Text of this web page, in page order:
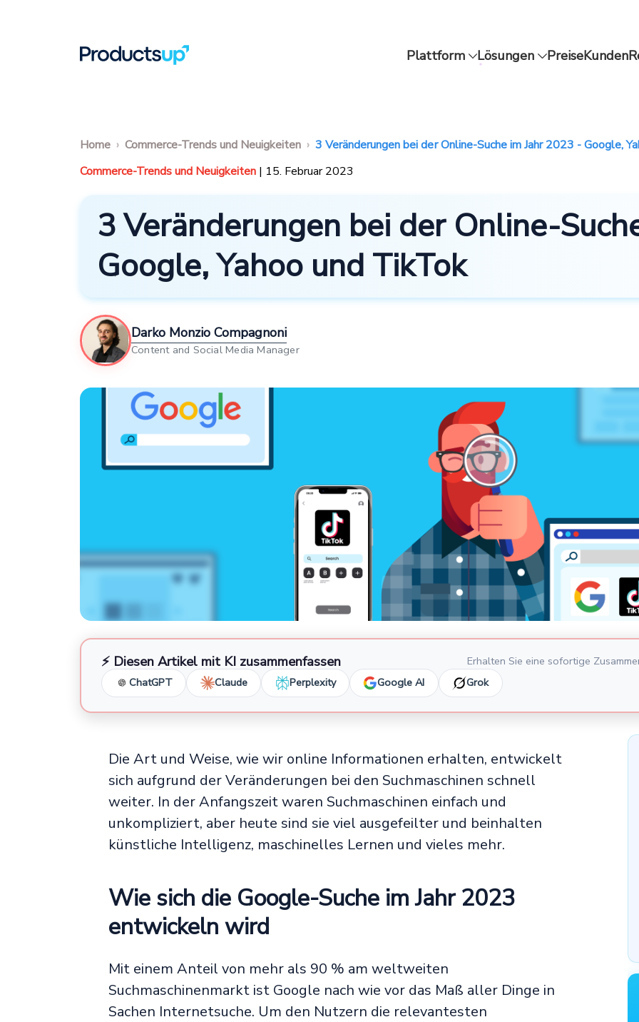
Plattform Lösungen PreiseKunden
Home Commerce-Trends und Neuigkeiten
3 Veränderungen bei der Online-Suche im Jahr 2023 - Google,
Commerce-Trends und Neuigkeiten | 15. Februar 2023
3 Veränderungen bei der Online-
Google, Yahoo und TikTok
Darko Monzio Compagnoni
Content and Social Media Manager
⚡ Diesen Artikel mit KI zusammenfassen
Erhalten Sie eine sofortige
ChatGPT
Claude Perplexity Google AI Grok
Die Art und Weise, wie wir online Informationen erhalten, entwickelt
sich aufgrund der Veränderungen bei den Suchmaschinen schnell
weiter. In der Anfangszeit waren Suchmaschinen einfach und
unkompliziert, aber heute sind sie viel ausgefeilter und beinhalten
künstliche Intelligenz, maschinelles Lernen und vieles mehr.
Wie sich die Google-Suche im Jahr 2023
entwickeln wird
Mit einem Anteil von mehr als 90 % am weltweiten
Suchmaschinenmarkt ist Google nach wie vor das Maß aller Dinge in
Sachen Internetsuche. Um den Nutzern die relevantesten